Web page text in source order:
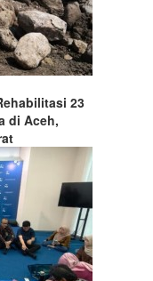
23
di Aceh,